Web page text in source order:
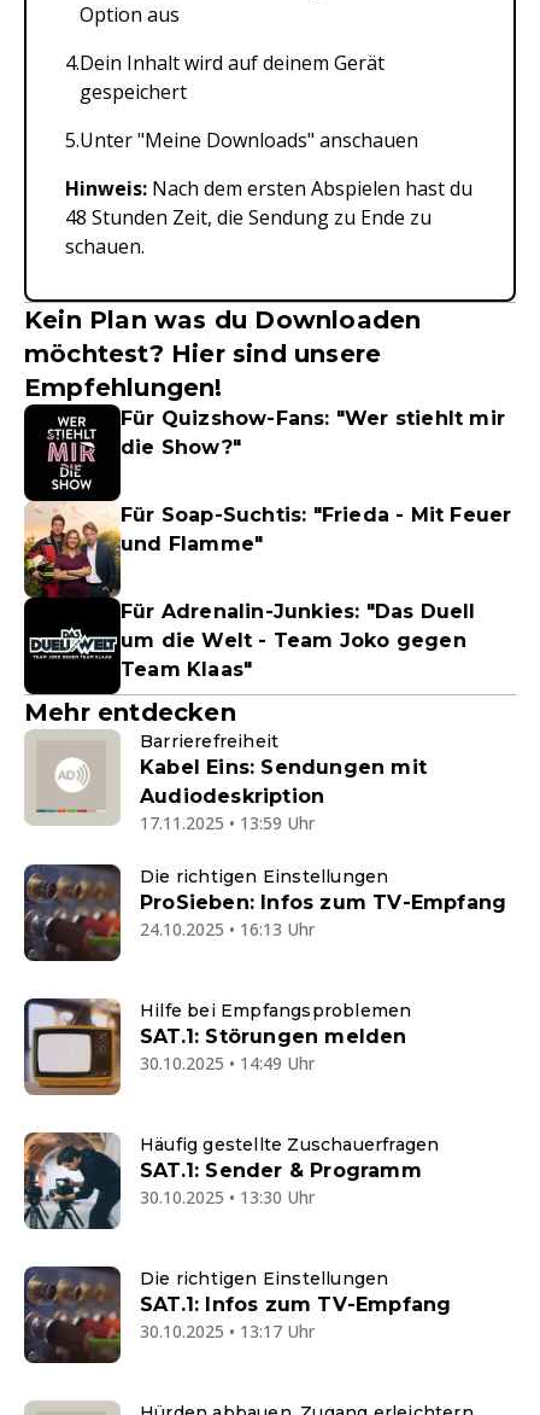
Option aus
Dein Inhalt wird auf deinem Gerät
gespeichert
Unter "Meine Downloads" anschauen
Hinweis: Nach dem ersten Abspielen hast du
48 Stunden Zeit, die Sendung zu Ende zu
schauen.
Kein Plan was du Downloaden
möchtest? Hier sind unsere
Empfehlungen!
Für Quizshow-Fans: "Wer stiehlt mir
die Show?"
Für Soap-Suchtis: "Frieda - Mit Feuer
und Flamme"
Für Adrenalin-Junkies: "Das Duell
um die Welt - Team Joko gegen
Team Klaas"
Mehr entdecken
Barrierefreiheit
Kabel Eins: Sendungen mit
Audiodeskription
17.11.2025 • 13:59 Uhr
Die richtigen Einstellungen
ProSieben: Infos zum TV-Empfang
24.10.2025 • 16:13 Uhr
Hilfe bei Empfangsproblemen
SAT.1: Störungen melden
30.10.2025 • 14:49 Uhr
Häufig gestellte Zuschauerfragen
SAT.1: Sender & Programm
30.10.2025 • 13:30 Uhr
Die richtigen Einstellungen
SAT.1: Infos zum TV-Empfang
30.10.2025 • 13:17 Uhr